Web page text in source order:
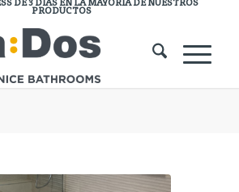
DE 3 DÍAS EN LA MAYORÍA DE NUESTROS
PRODUCTOS